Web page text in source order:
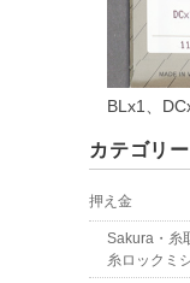
BLx1、
カテゴリー
押え金
Sakura・
糸ロックミ